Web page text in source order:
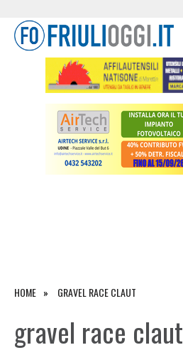
HOME GRAVEL RACE CLAUT
gravel race claut